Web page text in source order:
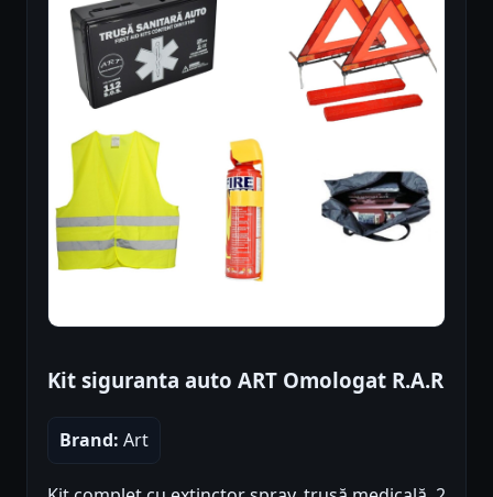
Kit siguranta auto ART Omologat R.A.R
Brand: Art